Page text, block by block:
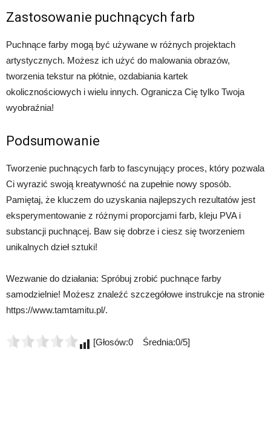
Zastosowanie puchnących farb
Puchnące farby mogą być używane w różnych projektach
artystycznych. Możesz ich użyć do malowania obrazów,
tworzenia tekstur na płótnie, ozdabiania kartek
okolicznościowych i wielu innych. Ogranicza Cię tylko Twoja
wyobraźnia!
Podsumowanie
Tworzenie puchnących farb to fascynujący proces, który pozwala
Ci wyrazić swoją kreatywność na zupełnie nowy sposób.
Pamiętaj, że kluczem do uzyskania najlepszych rezultatów jest
eksperymentowanie z różnymi proporcjami farb, kleju PVA i
substancji puchnącej. Baw się dobrze i ciesz się tworzeniem
unikalnych dzieł sztuki!
Wezwanie do działania: Spróbuj zrobić puchnące farby
samodzielnie! Możesz znaleźć szczegółowe instrukcje na stronie
https://www.tamtamitu.pl/.
[Głosów:0 Średnia:0/5]